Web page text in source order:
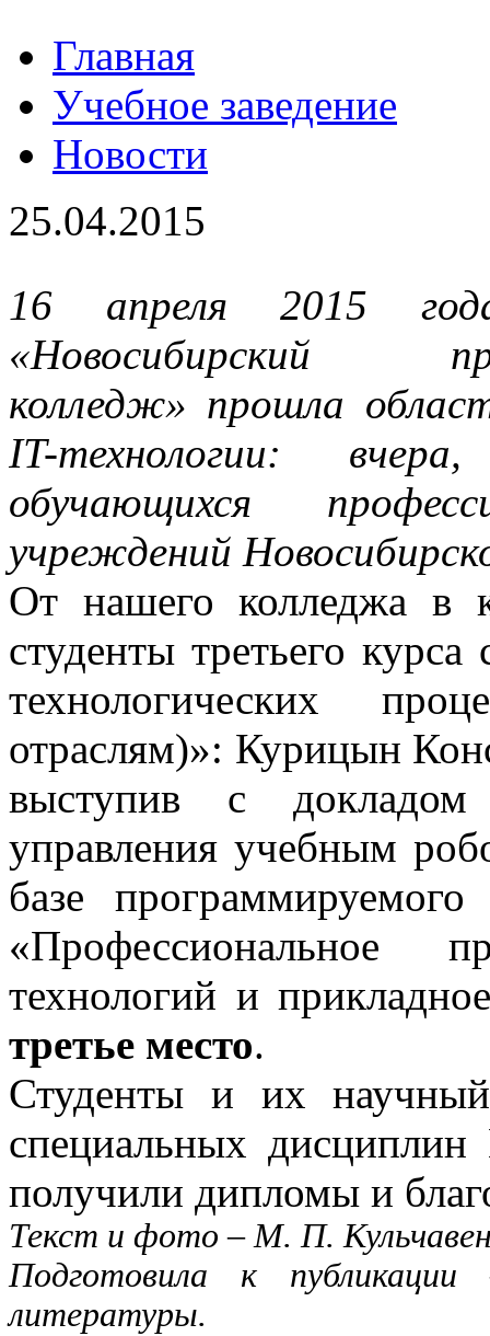
Главная
Учебное заведение
Новости
25.04.2015
16 апреля 2015
«Новосибирский
колледж» прошла
IT-технологии:
обучающихся
учреждений
От нашего колледжа в
студенты третьего
технологических
отраслям)»: Курицын
выступив с
управления учебным
базе
«Профессиональное
технологий и
третье место.
Студенты и их научный
специальных
получили дипломы и
Текст и фото – М. П.
Подготовила к
литературы.